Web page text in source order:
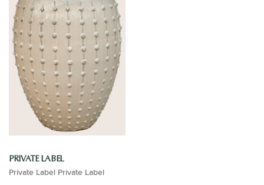
PRIVATE LABEL
Private Label Private Label